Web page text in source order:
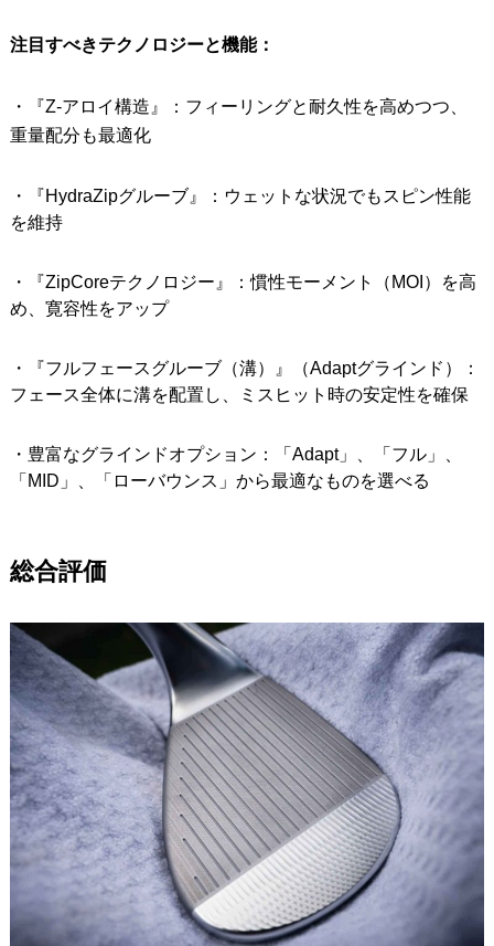
注目すべきテクノロジーと機能：
・『Z-アロイ構造』：フィーリングと耐久性を高めつつ、
重量配分も最適化
・『HydraZipグルーブ』：ウェットな状況でもスピン性能
を維持
・『ZipCoreテクノロジー』：慣性モーメント（MOI）を高
め、寛容性をアップ
・『フルフェースグルーブ（溝）』（Adaptグラインド）：
フェース全体に溝を配置し、ミスヒット時の安定性を確保
・豊富なグラインドオプション：「Adapt」、「フル」、
「MID」、「ローバウンス」から最適なものを選べる
総合評価